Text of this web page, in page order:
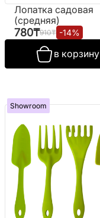
Лопатка садовая
(средняя)
780₸910₸ -14%
в корзину
Showroom